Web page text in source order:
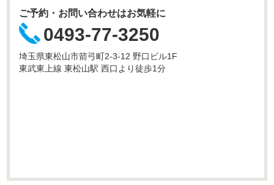
ご予約・お問い合わせはお気軽に
0493-77-3250
埼玉県東松山市箭弓町2-3-12 野口ビル1F
東武東上線 東松山駅 西口より徒歩1分